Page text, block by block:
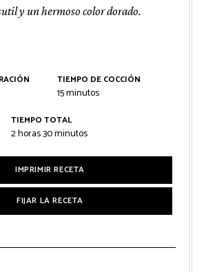
y un hermoso color dorado.
TIEMPO DE COCCIÓN
15minutos
minutos
TIEMPO TOTAL
2horas
horas30minutos
minutos
IMPRIMIR RECETA
FIJAR LA RECETA